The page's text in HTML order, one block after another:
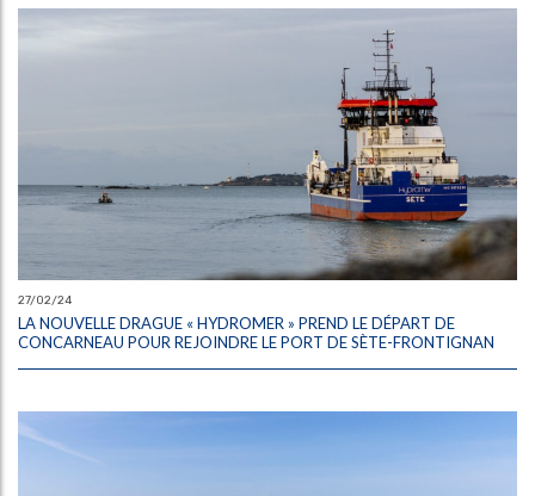
27/02/24
LA NOUVELLE DRAGUE « HYDROMER » PREND LE DÉPART DE
CONCARNEAU POUR REJOINDRE LE PORT DE SÈTE-FRONTIGNAN